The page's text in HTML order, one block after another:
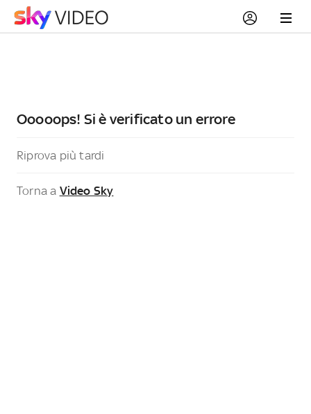
Ooooops! Si è verificato un errore
Riprova più tardi
Torna a Video Sky